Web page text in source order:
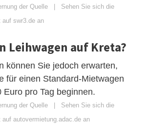
der Quelle | Sehen Sie sich die
auf swr3.de an
Leihwagen auf Kreta?
können Sie jedoch erwarten,
für einen Standard-Mietwagen
Euro pro Tag beginnen.
der Quelle | Sehen Sie sich die
autovermietung.adac.de an